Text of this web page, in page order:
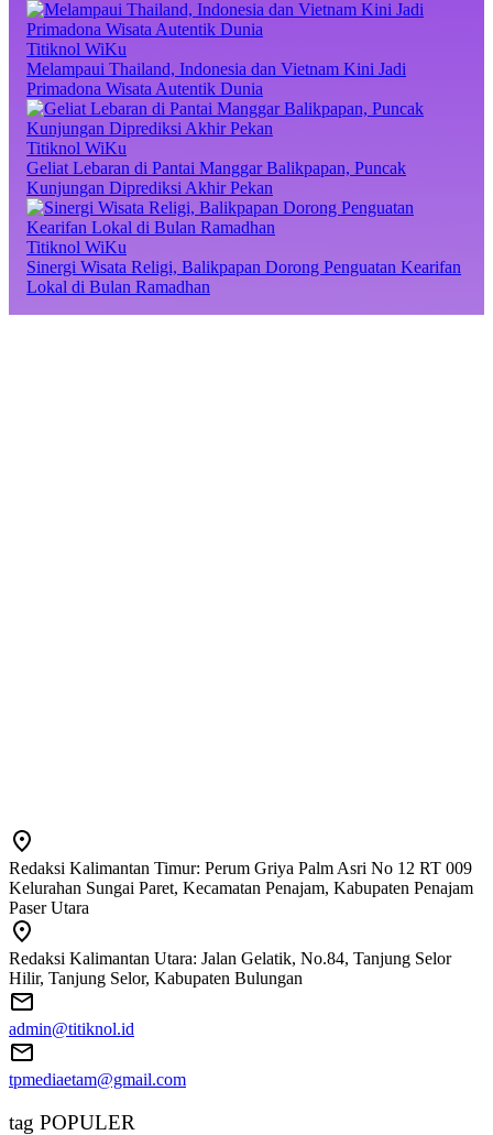
Titiknol WiKu
Melampaui Thailand, Indonesia dan Vietnam Kini Jadi
Primadona Wisata Autentik Dunia
Titiknol WiKu
Geliat Lebaran di Pantai Manggar Balikpapan, Puncak
Kunjungan Diprediksi Akhir Pekan
Titiknol WiKu
Sinergi Wisata Religi, Balikpapan Dorong Penguatan Kearifan
Lokal di Bulan Ramadhan
Redaksi Kalimantan Timur: Perum Griya Palm Asri No 12 RT 009
Kelurahan Sungai Paret, Kecamatan Penajam, Kabupaten Penajam
Paser Utara
Redaksi Kalimantan Utara: Jalan Gelatik, No.84, Tanjung Selor
Hilir, Tanjung Selor, Kabupaten Bulungan
admin@titiknol.id
tpmediaetam@gmail.com
tag POPULER